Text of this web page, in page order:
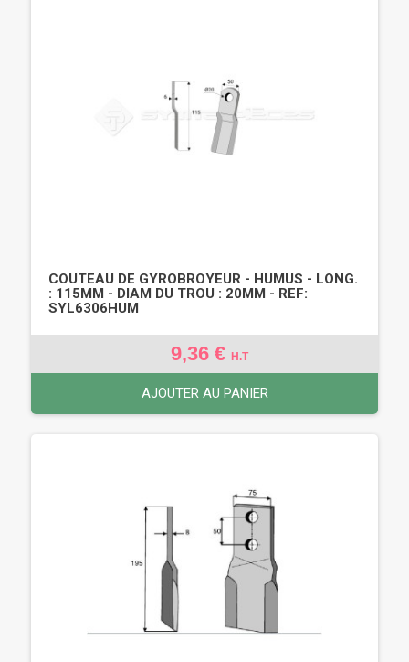
COUTEAU DE GYROBROYEUR - HUMUS - LONG.
: 115MM - DIAM DU TROU : 20MM - REF:
SYL6306HUM
9,36 € H.T
AJOUTER AU PANIER